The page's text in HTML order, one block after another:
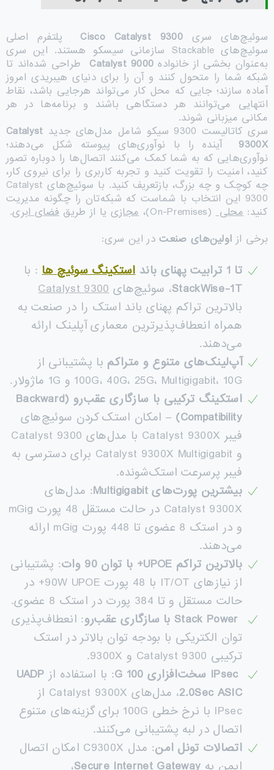
سوئیچ‌های سری Cisco Catalyst 9300 پلتفرم اصلی
سوئیچ‌های Stackable سازمانی سیسکو هستند. این سری
به‌عنوان بخشی از خانواده Catalyst 9000 طراحی شده‌اند تا
شبکه شما را متحول کنند و آن را برای دنیای هیبریدی امروز
آماده سازند؛ جایی که محل کار می‌تواند هرجایی باشد، نقاط
انتهایی می‌توانند هر دستگاهی باشند و برنامه‌ها در هر
مکانی میزبانی شوند.
سری کاتالیست 9300 سیکو شامل مدل‌های جدید
Catalyst
9300X آینده را با نوآوری‌های پیوسته شکل می‌دهند؛
نوآوری‌هایی که به شما کمک می‌کنند اتصال‌ها را دوباره تصور
کنید، امنیت را تقویت کنید و تجربه کاربری را برای نیروی کار،
چه کوچک و چه بزرگ، بازتعریف کنید. با سوئیچ‌های Catalyst
9300 این انتخاب با شماست که شبکه‌تان را چگونه مدیریت
کنید: محلی(On-Premises)، مجازی یا از طریقفضای ابری.
برخی از اولین‌های صنعتدر این سری:
تا 1 ترابیت پهنای باند استکینگ سوئیچ ها: با
StackWise-1T، سوئیچ‌هایCatalyst 9300
بالاترین تراکم پهنای باند استک را در صنعت به
همراه انعطاف‌پذیرترین معماری آپلینک ارائه
می‌دهند.
آپ‌لینک‌های متنوع و متراکم با پشتیبانی از
100G، 40G، 25G، Multigigabit، 10G و 1G ماژولار.
استکینگ ترکیبی با سازگاری عقب‌رو (Backward
Compatibility) – امکان استک کردن سوئیچ‌های
فیبر Catalyst 9300X با مدل‌های Catalyst 9300
و Catalyst 9300X Multigigabit برای دسترسی به
فیبر پرسرعت استک‌شونده.
بیشترین پورت‌هایMultigigabit
: مدل‌های
Catalyst 9300X در حالت مستقل 48 پورت mGig
و در استک 8 عضوی تا 448 پورت mGig ارائه
می‌دهند.
بالاترین تراکم
با توان 90 وات
: پشتیبانی
از نیازهای IT/OT با 48 پورت 90W UPOE+ در
حالت مستقل و تا 384 پورت در استک 8 عضوی.
با سازگاری عقب‌رو: انعطاف‌پذیری
توان الکتریکی با بودجه توان بالاتر در استک
ترکیبی Catalyst 9300 و 9300X.
سخت‌افزاری 100 G: با استفاده از UADP
2.0Sec ASIC
، مدل‌های Catalyst 9300X از
IPsec با نرخ خطی 100G برای گزینه‌های متنوع
اتصال در لبه پشتیبانی می‌کنند.
اتصالات تونل امن
: مدل C9300X امکان اتصال
ایمن به Secure Internet Gateway،